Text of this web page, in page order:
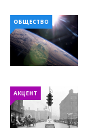
ОБЩЕСТВО
АКЦЕНТ